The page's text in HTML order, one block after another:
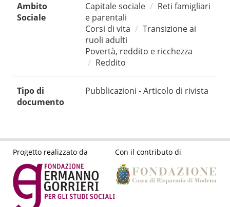
Ambito
Sociale
Capitale sociale
Reti famigliari
e parentali
Corsi di vita
Transizione ai
ruoli adulti
Povertà, reddito e ricchezza
Reddito
Tipo di
documento
Pubblicazioni - Articolo di rivista
Progetto realizzato da Con il contributo di